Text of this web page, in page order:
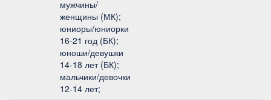
мужчины/
женщины (МК);
юниоры/юниорки
16-21 год (БК);
юноши/девушки
14-18 лет (БК);
мальчики/девочки
12-14 лет;